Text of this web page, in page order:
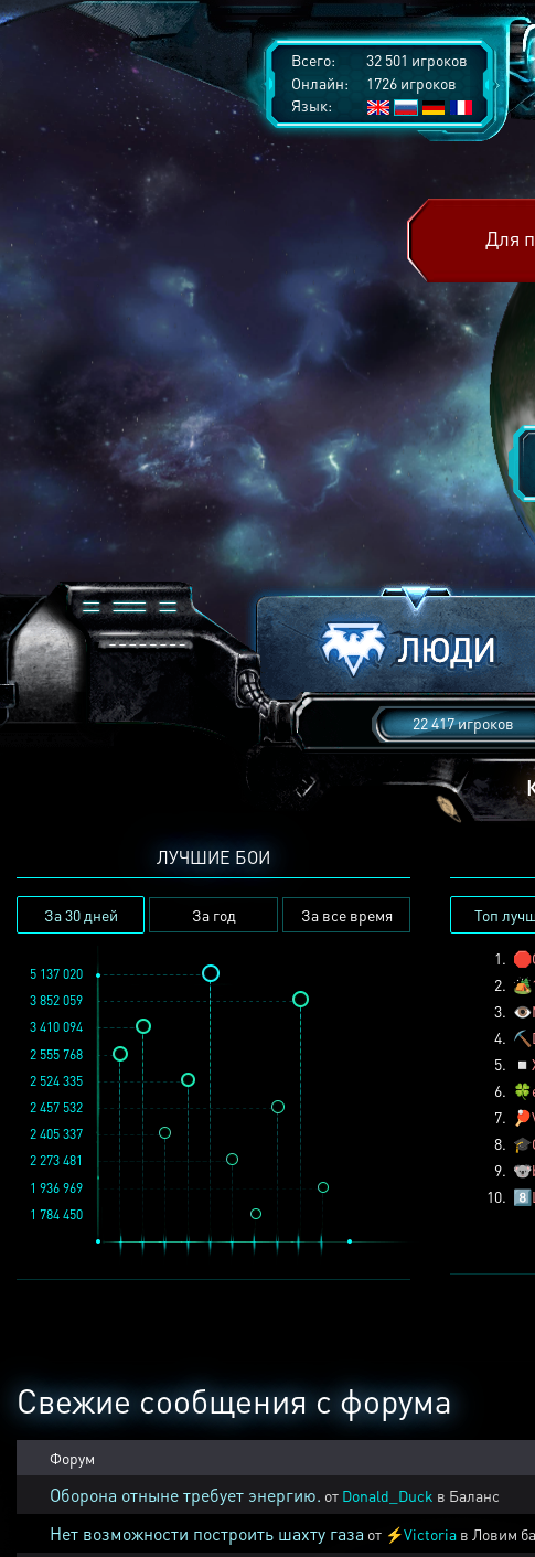
Всего:
32 501 игроков
Онлайн:
1726 игроков
Язык:
Для
22 417 игроков
ЛУЧШИЕ БОИ
За 30 дней За год За все время
1 936 969
3 852 059
2 457 532
1 784 450
2 273 481
5 137 020
2 524 335
2 405 337
3 410 094
2 555 768
Топ
1. 🛑
2. 🏕️
3. 👁️
4. ⛏️
5.
◽
6. 🍀
7.
🏓
8. 🎓
9. 🐨
10. 8️⃣
Свежие сообщения с форума
Форум
Оборона отныне требует энергию. от Donald_Duck в Баланс
Нет возможности построить шахту газа от ⚡Victoria в Ловим